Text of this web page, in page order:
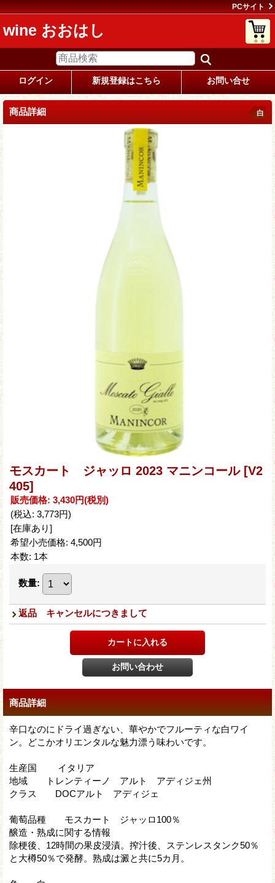
PCサイト
wine おおはし
ログイン 新規登録はこちら お問い合せ
商品詳細 白
モスカート ジャッロ 2023 マニンコール [V2
405]
販売価格: 3,430円(税別)
(税込: 3,773円)
[在庫あり]
希望小売価格: 4,500円
本数: 1本
数量:
返品 キャンセルにつきまして
商品詳細
辛口なのにドライ過ぎない、華やかでフルーティな白ワイ
ン。どこかオリエンタルな魅力漂う味わいです。
生産国 イタリア
地域 トレンティーノ アルト アディジェ州
クラス DOCアルト アディジェ
葡萄品種 モスカート ジャッロ100％
醸造・熟成に関する情報
除梗後、12時間の果皮浸漬。搾汁後、ステンレスタンク50％
と大樽50％で発酵。熟成は澱と共に5カ月。